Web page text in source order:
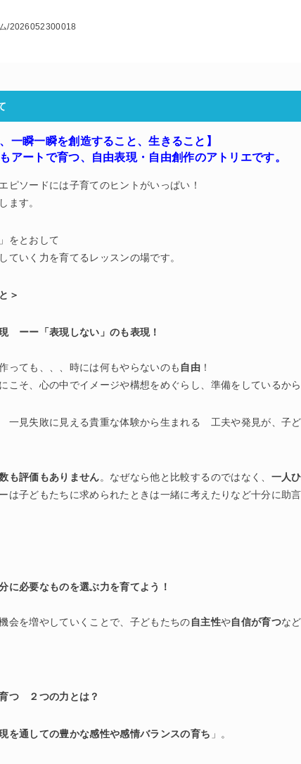
2026052300018
一瞬一瞬を創造すること、生きること】
アートで育つ、 自由表現・自由創作のアトリエです。
ピソードには子育てのヒントがいっぱい！
ます。
をとおして
ていく力を育てるレッスンの場です。
＞
ーー「表現しない」のも表現！
っても、、、時には何もやらないのも 自由 ！
こそ、心の中でイメージや構想をめぐらし、準備をしているから
一見失敗に見える貴重な体験から生まれる 工夫や発見が、子
も評価もありません。なぜなら他と比較するのではなく、 一人
は子どもたちに求められたときは一緒に考えたりなど十分に助
に必要なものを選ぶ力を育てよう！
会を増やしていくことで、子どもたちの自主性や自信が育つな
つ ２つの力とは？
を通しての豊かな感性や感情バランスの育ち 」。